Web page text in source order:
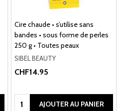
Cire chaude • s’utilise sans
bandes • sous forme de perles
250 g • Toutes peaux
SIBEL BEAUTY
CHF14.95
Quantité:AJOUTER AU PANIER